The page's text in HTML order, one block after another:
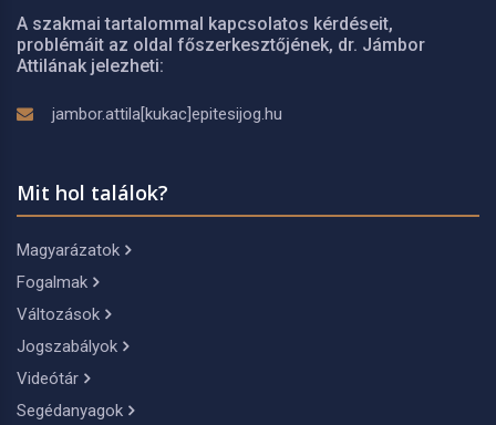
A szakmai tartalommal kapcsolatos kérdéseit,
problémáit az oldal főszerkesztőjének, dr. Jámbor
Attilának jelezheti:
jambor.attila[kukac]epitesijog.hu
Mit hol találok?
Magyarázatok
Fogalmak
Változások
Jogszabályok
Videótár
Segédanyagok